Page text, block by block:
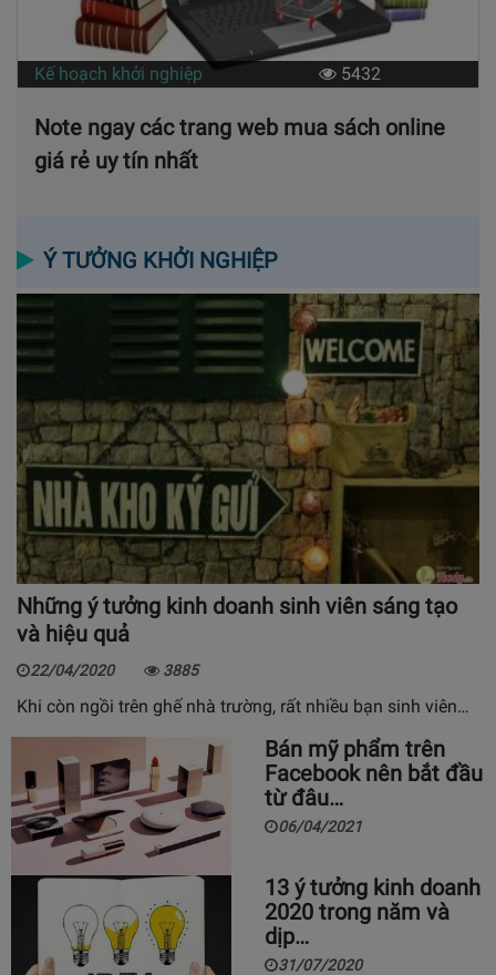
Kế hoạch khởi nghiệp 5432
Note ngay các trang web mua sách online
giá rẻ uy tín nhất
Ý TƯỞNG KHỞI NGHIỆP
Những ý tưởng kinh doanh sinh viên sáng tạo
và hiệu quả
22/04/2020 3885
Khi còn ngồi trên ghế nhà trường, rất nhiều bạn sinh viên…
Bán mỹ phẩm trên
Facebook nên bắt đầu
từ đâu…
06/04/2021
13 ý tưởng kinh doanh
2020 trong năm và
dịp…
31/07/2020